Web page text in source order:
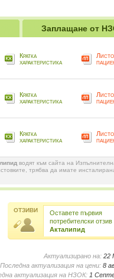
Заплащане от
Кратка
характеристика
Кратка
характеристика
Кратка
характеристика
водят към сайта на
трябва да имате
ОТЗИВИ
Оставете първия
потребителски отзив
Акталипид
Актуализирано на: 22
Последна актуализация на цени: 8
актуализация на НЗОК: 1